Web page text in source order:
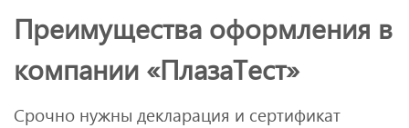
Преимущества оформления в
компании «ПлазаТест»
Срочно нужны декларация и сертификат